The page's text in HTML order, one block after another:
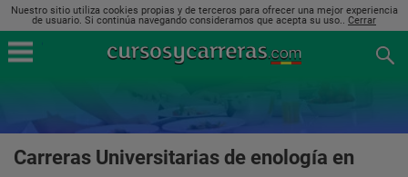
Nuestro sitio utiliza cookies propias y de terceros para ofrecer una mejor experiencia
de usuario. Si continúa navegando consideramos que acepta su uso.. Cerrar
Carreras Universitarias de enología en